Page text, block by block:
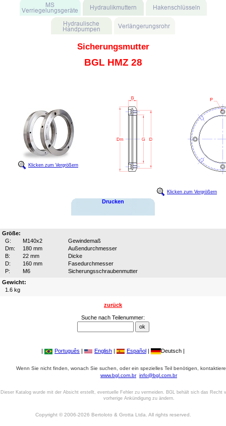
Sicherungsmutter
BGL HMZ 28
Klicken zum Vergrößern
Klicken zum Vergrößern
Drucken
Größe:
G:
M140x2
Gewindemaß
Dm:
180 mm
Außendurchmesser
B:
22 mm
Dicke
D:
160 mm
Fasedurchmesser
P:
M6
Sicherungsschraubenmutter
Gewicht:
1.6 kg
zurück
Suche nach Teilenummer:
| Português | English | Español | Deutsch |
Wenn Sie nicht finden, wonach Sie suchen, oder ein spezielles Teil benötigen,
www.bgl.com.br info@bgl.com.br
Dieser Katalog wurde mit der Absicht erstellt, eventuelle Fehler zu vermeiden. BGL behält sich das Recht
vorherige Ankündigung zu ändern.
Copyright © 2006-2026 Bertoloto & Grotta Ltda. All rights reserved.